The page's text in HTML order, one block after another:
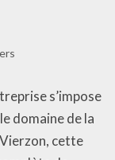
s’impose
domaine de la
cette